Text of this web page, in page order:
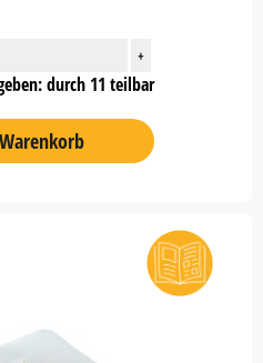
+
durch 11 teilbar